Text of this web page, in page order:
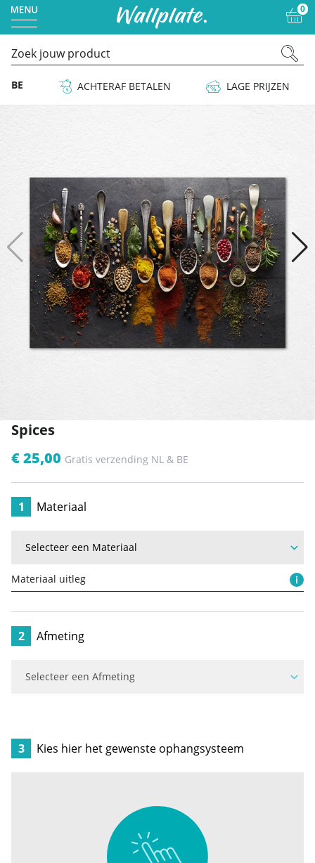
0
BE ACHTERAF BETALEN LAGE PRIJZEN
Spices
€ 25,00 Gratis verzending NL & BE
1 Materiaal
Materiaal uitleg
2 Afmeting
3 Kies hier het gewenste ophangsysteem